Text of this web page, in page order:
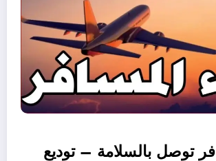
توصل بالسلامة – توديع